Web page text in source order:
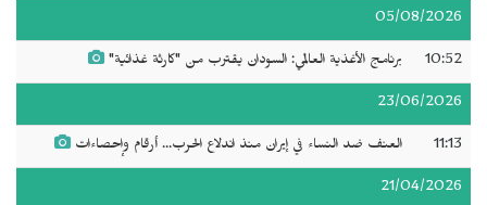
05/08/2026
10:52 برنامج الأغذية العالمي: السودان يقترب من "كارثة غذائية"
23/06/2026
11:13 العنف ضد النساء في إيران منذ اندلاع الحرب... أرقام وإحصاءات
21/04/2026